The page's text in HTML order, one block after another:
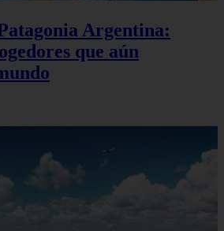
Argentina:
que aún